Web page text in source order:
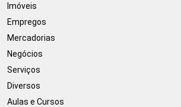
Imóveis
Empregos
Mercadorias
Negócios
Serviços
Diversos
Aulas e Cursos